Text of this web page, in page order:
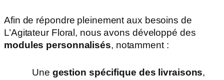
Afin de répondre pleinement aux besoins de
L’Agitateur Floral, nous avons développé des
modules personnalisés, notamment :
Une gestion spécifique des livraisons,